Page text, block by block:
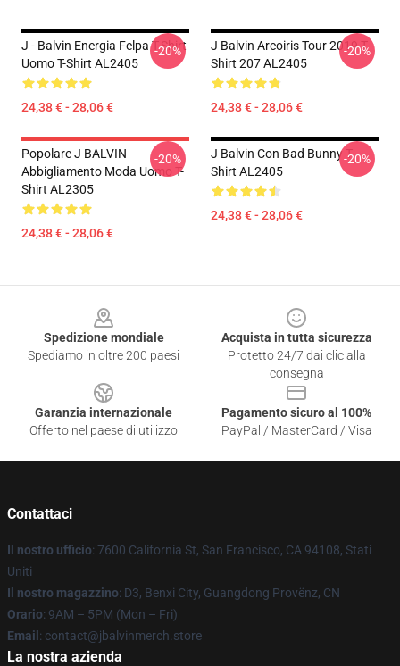
J - Balvin Energia Felpa T-Shirt
Uomo T-Shirt AL2405
24,38 € - 28,06 €
-20%
J Balvin Arcoiris Tour 2019 T-
Shirt 207 AL2405
24,38 € - 28,06 €
-20%
Popolare J BALVIN
Abbigliamento Moda Uomo T-
Shirt AL2305
24,38 € - 28,06 €
-20%
J Balvin Con Bad Bunny T
Shirt AL2405
24,38 € - 28,06 €
-20%
Spedizione mondiale
Spediamo in oltre 200 paesi
Acquista in tutta sicurezza
Protetto 24/7 dai clic alla
consegna
Garanzia internazionale
Offerto nel paese di utilizzo
Pagamento sicuro al 100%
PayPal / MasterCard / Visa
Contattaci
Il nostro ufficio: 7600 California St, San Francisco, CA 94108, Stati
Uniti
Il nostro magazzino: D3, Benxi City, Guangdong Provënz, CN
Orario: 9AM – 5PM (Mon – Fri)
Email : contact@jbalvinmerch.store
La nostra azienda